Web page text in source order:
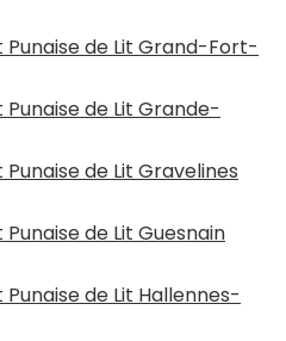
de Lit Grand-Fort-
de Lit Grande-
de Lit Gravelines
de Lit Guesnain
de Lit Hallennes-